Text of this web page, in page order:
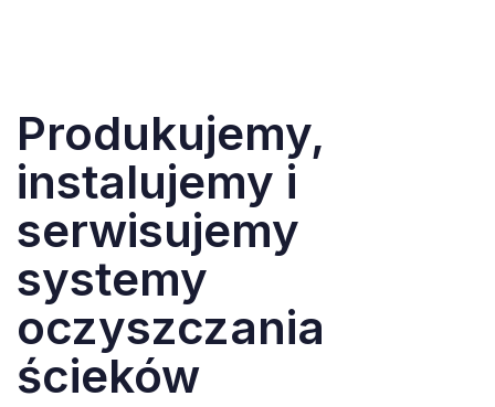
Produkujemy,
instalujemy i
serwisujemy
systemy
oczyszczania
ścieków